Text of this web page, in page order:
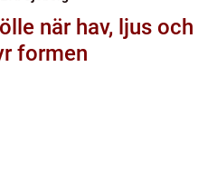
och
formen